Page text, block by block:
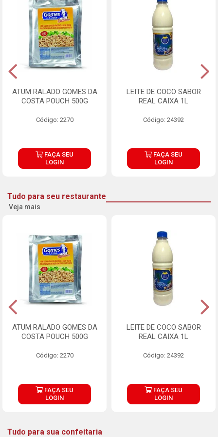
ATUM RALADO GOMES DA
COSTA POUCH 500G
Código: 2270
FAÇA SEU
LOGIN
LEITE DE COCO SABOR
REAL CAIXA 1L
Código: 24392
FAÇA SEU
LOGIN
Tudo para seu restaurante
Veja mais
ATUM RALADO GOMES DA
COSTA POUCH 500G
Código: 2270
FAÇA SEU
LOGIN
LEITE DE COCO SABOR
REAL CAIXA 1L
Código: 24392
FAÇA SEU
LOGIN
Tudo para sua confeitaria